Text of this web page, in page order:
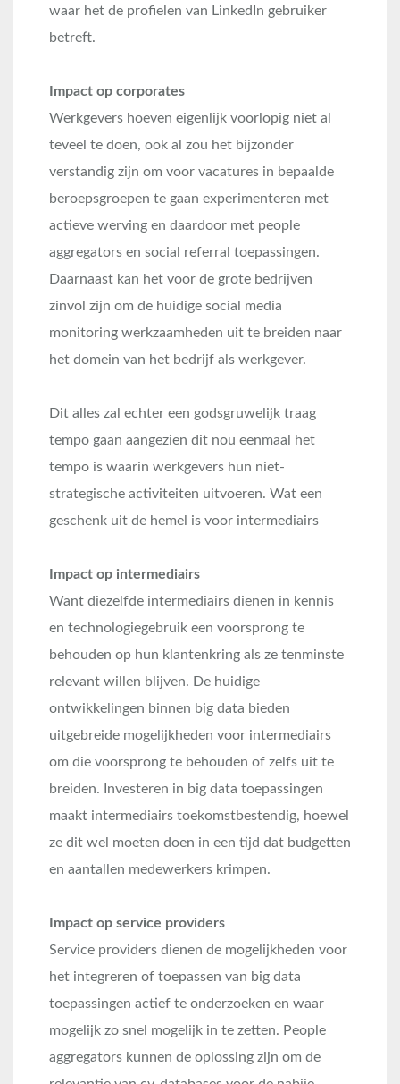
waar het de profielen van LinkedIn gebruiker
betreft.
Impact op corporates
Werkgevers hoeven eigenlijk voorlopig niet al
teveel te doen, ook al zou het bijzonder
verstandig zijn om voor vacatures in bepaalde
beroepsgroepen te gaan experimenteren met
actieve werving en daardoor met people
aggregators en social referral toepassingen.
Daarnaast kan het voor de grote bedrijven
zinvol zijn om de huidige social media
monitoring werkzaamheden uit te breiden naar
het domein van het bedrijf als werkgever.
Dit alles zal echter een godsgruwelijk traag
tempo gaan aangezien dit nou eenmaal het
tempo is waarin werkgevers hun niet-
strategische activiteiten uitvoeren. Wat een
geschenk uit de hemel is voor intermediairs
Impact op intermediairs
Want diezelfde intermediairs dienen in kennis
en technologiegebruik een voorsprong te
behouden op hun klantenkring als ze tenminste
relevant willen blijven. De huidige
ontwikkelingen binnen big data bieden
uitgebreide mogelijkheden voor intermediairs
om die voorsprong te behouden of zelfs uit te
breiden. Investeren in big data toepassingen
maakt intermediairs toekomstbestendig, hoewel
ze dit wel moeten doen in een tijd dat budgetten
en aantallen medewerkers krimpen.
Impact op service providers
Service providers dienen de mogelijkheden voor
het integreren of toepassen van big data
toepassingen actief te onderzoeken en waar
mogelijk zo snel mogelijk in te zetten. People
aggregators kunnen de oplossing zijn om de